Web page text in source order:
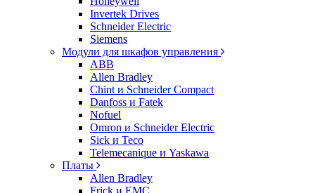
Invertek Drives
Schneider Electric
Siemens
Модули для шкафов управления
ABB
Allen Bradley
Chint и Schneider Compact
Danfoss и Fatek
Nofuel
Omron и Schneider Electric
Sick и Teco
Telemecanique и Yaskawa
Платы
Allen Bradley
Frick и EMC